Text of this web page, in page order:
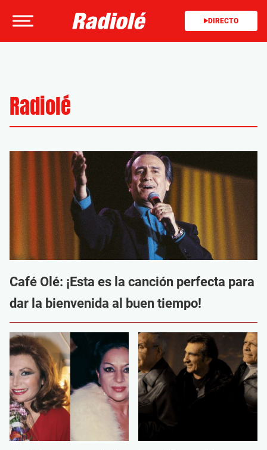
DIRECTO
Radiolé
Café Olé: ¡Esta es la canción perfecta para
dar la bienvenida al buen tiempo!